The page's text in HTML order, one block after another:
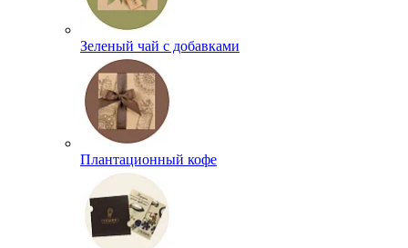
Зеленый чай с добавками
Плантационный кофе